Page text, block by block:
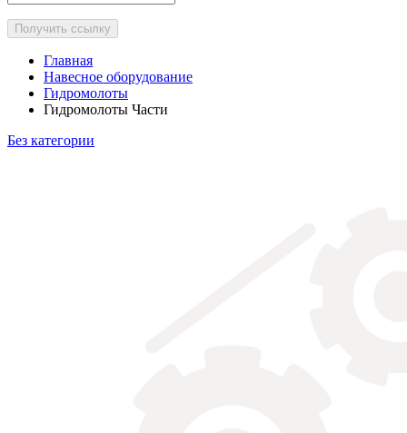
Получить ссылку
Главная
Навесное оборудование
Гидромолоты
Гидромолоты Части
Без категории